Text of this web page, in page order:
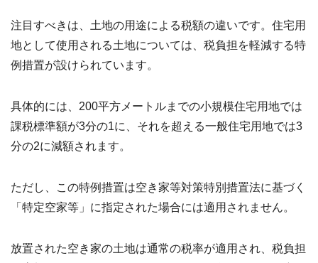
ら ›
📞
話で
0120-
536-
9:00〜
資料
ダウ
ンロ
料）
注目すべきは、土地の用途による税額の違いです。住宅用
地として使用される土地については、税負担を軽減する特
例措置が設けられています。
具体的には、200平方メートルまでの小規模住宅用地では
課税標準額が3分の1に、それを超える一般住宅用地では3
分の2に減額されます。
ただし、この特例措置は空き家等対策特別措置法に基づく
「特定空家等」に指定された場合には適用されません。
放置された空き家の土地は通常の税率が適用され、税負担